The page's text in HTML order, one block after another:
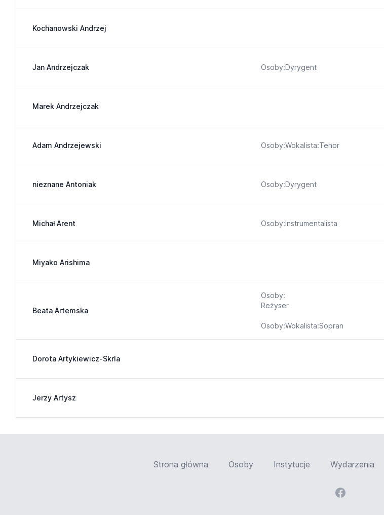
Kochanowski Andrzej
Jan Andrzejczak Osoby:Dyrygent
Marek Andrzejczak
Adam Andrzejewski Osoby:Wokalista:Tenor
nieznane Antoniak Osoby:Dyrygent
Michał Arent Osoby:Instrumentalista
Miyako Arishima
Beata Artemska
Osoby:
Reżyser
Osoby:Wokalista:Sopran
Dorota Artykiewicz-Skrla
Jerzy Artysz
Strona główna Osoby Instytucje Wydarzenia